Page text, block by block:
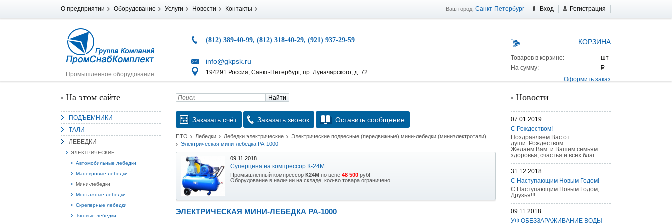
О предприятии Оборудование Услуги Новости Контакты Ваш город: Санкт-Петербург Вход Регистрация
Промышленное оборудование
(812) 389-40-99, (812) 318-40-29, (921) 937-29-59
info@gkpsk.ru
194291 Россия, Санкт-Петербург, пр. Луначарского, д. 72
КОРЗИНА
Товаров в корзине:
На сумму:
Оформить заказ
На этом сайте
ПОДЪЕМНИКИ
ТАЛИ
ЛЕБЕДКИ
ЭЛЕКТРИЧЕСКИЕ
Автомобильные лебедки
Маневровые лебедки
Мини-лебедки
Монтажные лебедки
Скреперные лебедки
Тяговые лебедки
Найти
Заказать счёт Заказать звонок Оставить сообщение
ПТО Лебедки Лебедки электрические
Электрические подвесные (передвижные) мини-лебедки (миниэлектротали)
Электрическая мини-лебедка РА-1000
09.11.2018
Суперцена на компрессор К-24М
Промышленный компрессор К24М по цене 48 500 руб!
Оборудование в наличии на складе, кол-во товара ограничено.
15.10.2018
Уникальная возможность приобрести (в наличии на складе) тележку гидравлическую AS 25 г/п
ЭЛЕКТРИЧЕСКАЯ МИНИ-ЛЕБЕДКА РА-1000
Новости
07.01.2019
С Рождеством!
Поздравляем Вас от
души Рождеством.
Желаем Вам и Вашим семьям
здоровья, счастья и всех благ.
31.12.2018
С Наступающим Новым Годом!
С Наступающим Новым Годом,
Друзья!!!
09.11.2018
УФ ОБЕЗЗАРАЖИВАНИЕ ВОДЫ